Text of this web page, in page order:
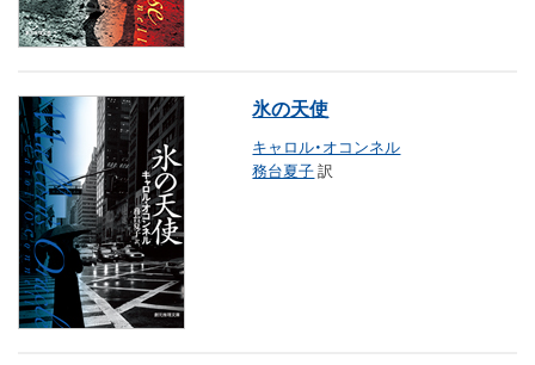
氷の天使
キャロル・オコンネル
務台夏子訳